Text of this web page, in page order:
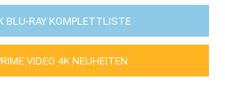
BLU-RAY KOMPLETTLISTE
VIDEO 4K NEUHEITEN